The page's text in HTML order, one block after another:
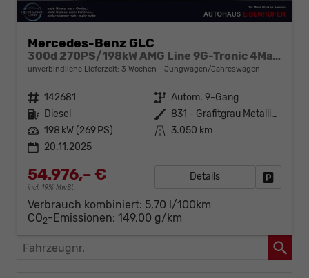
Mercedes-Benz GLC
300d 270PS/198kW AMG Line 9G-Tronic 4Matic 2026 +AHK +AMG-Felgen +Fahren Assistent Paket +Distronic Plus
unverbindliche Lieferzeit: 3 Wochen Jungwagen/Jahreswagen
Fahrzeugnr. 142681 Getriebe Autom. 9-Gang
Kraftstoff Diesel Außenfarbe
831 - Grafitgrau Metalliclack
Leistung 198 kW (269 PS) Kilometerstand 3.050 km
20.11.2025
54.976,– €
incl. 19% MwSt.
Details
Verbrauch kombiniert: 5,70 l/100km
CO2-Emissionen: 149,00 g/km
Fahrzeugnr.